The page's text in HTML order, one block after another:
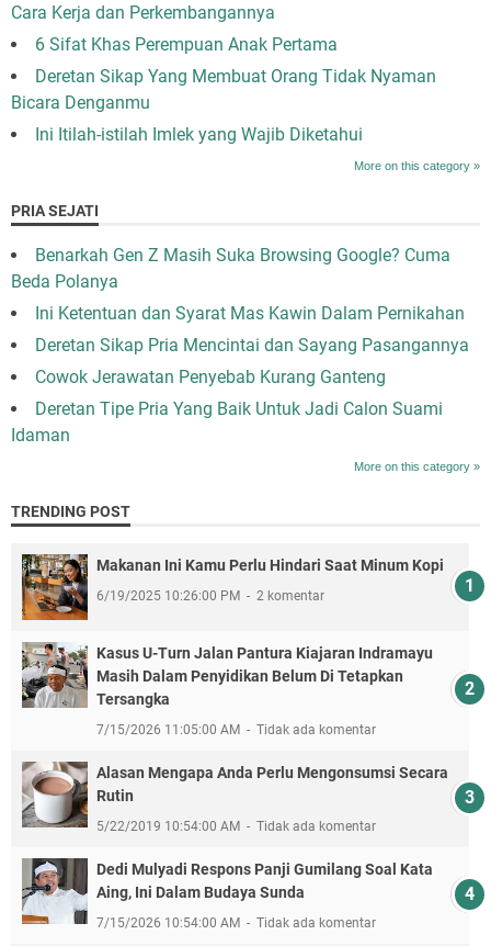
Cara Kerja dan Perkembangannya
6 Sifat Khas Perempuan Anak Pertama
Deretan Sikap Yang Membuat Orang Tidak Nyaman
Bicara Denganmu
Ini Itilah-istilah Imlek yang Wajib Diketahui
More on this category »
PRIA SEJATI
Benarkah Gen Z Masih Suka Browsing Google? Cuma
Beda Polanya
Ini Ketentuan dan Syarat Mas Kawin Dalam Pernikahan
Deretan Sikap Pria Mencintai dan Sayang Pasangannya
Cowok Jerawatan Penyebab Kurang Ganteng
Deretan Tipe Pria Yang Baik Untuk Jadi Calon Suami
Idaman
More on this category »
TRENDING POST
Makanan Ini Kamu Perlu Hindari Saat Minum Kopi
6/19/2025 10:26:00 PM 2 komentar
Kasus U-Turn Jalan Pantura Kiajaran Indramayu
Masih Dalam Penyidikan Belum Di Tetapkan
Tersangka
7/15/2026 11:05:00 AM Tidak ada komentar
Alasan Mengapa Anda Perlu Mengonsumsi Secara
Rutin
5/22/2019 10:54:00 AM Tidak ada komentar
Dedi Mulyadi Respons Panji Gumilang Soal Kata
Aing, Ini Dalam Budaya Sunda
7/15/2026 10:54:00 AM Tidak ada komentar